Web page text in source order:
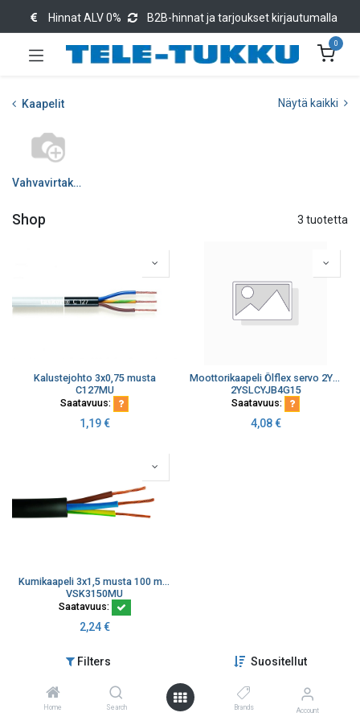
Filters Suositellut
Home Search Brands Account
Hinnat ALV 0% B2B-hinnat ja tarjoukset kirjautumalla
0
Kaapelit Näytä kaikki
Vahvavirtakaapelit
Shop 3 tuotetta
Kalustejohto 3x0,75 musta
C127MU
Saatavuus:
1,19€
Moottorikaapeli Ölflex servo 2YSLCY-JB 4x1,5mm²
2YSLCYJB4G15
Saatavuus:
4,08€
Kumikaapeli 3x1,5 musta 100 m rulla
VSK3150MU
Saatavuus:
2,24€